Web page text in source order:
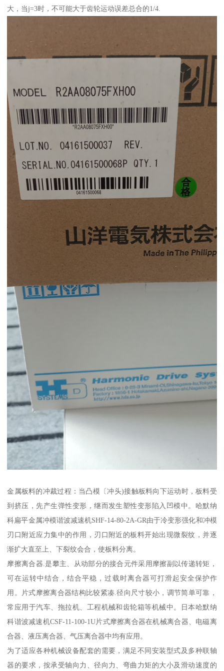
大，当j=3时，不可能大于齿轮运动误差总合的1/4.
金属板料的冲裁过程：当凸模〔冲头)接触板料向下运动时，板料受
到挤压，先产生弹性变形，继而发生塑性变形陷入凹模中。哈默纳
科扁平金属冲模谐波减速机SHF-14-80-2A-GR由于冷变形强化和冲模
刃口附近应力集中的作用，刃口附近的板料开始出现微裂纹，并逐
渐扩大直至上、下裂纹会合，使板料分离。
摩擦离合器.是攀主、从动部分的接合元件采用摩擦副以传递转矩，
可在运转中结合，结合平稳，过载时离合器可打滑起安全保护作
用。片式摩擦离合器结构比较紧凑.径向尺寸较小，调节简单可靠，
常应用于汽车、拖拉机、工程机械和齿轮箱等机械中。日本哈默纳
科谐波减速机CSF-11-100-1U片式摩擦离合器在机械离合器、电磁离
合器、液压离合器、气压离合器中均有应用。
为了适应各种机械设备配套的需要，满足不同安装型式及多种联轴
器的要求，按承受轴向力、径向力、弯曲力矩的大小及滑动速度的